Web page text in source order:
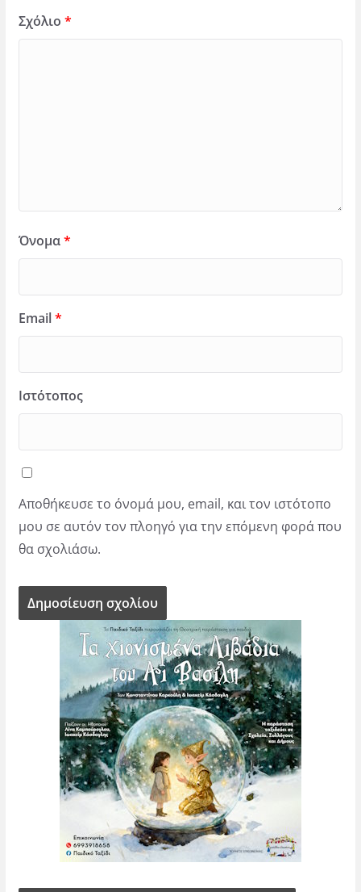
Σχόλιο *
Όνομα*
Email*
Ιστότοπος
Αποθήκευσε το όνομά μου, email, και τον ιστότοπο
μου σε αυτόν τον πλοηγό για την επόμενη φορά που
θα σχολιάσω.